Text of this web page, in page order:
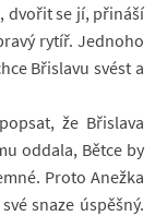
dvo­řit se jí, při­náší
rytíř. Jed­noho
Bři­slavu svést a
že Bři­slava
od­dala, Bětce by
Proto Anežka
snaze úspěšný.